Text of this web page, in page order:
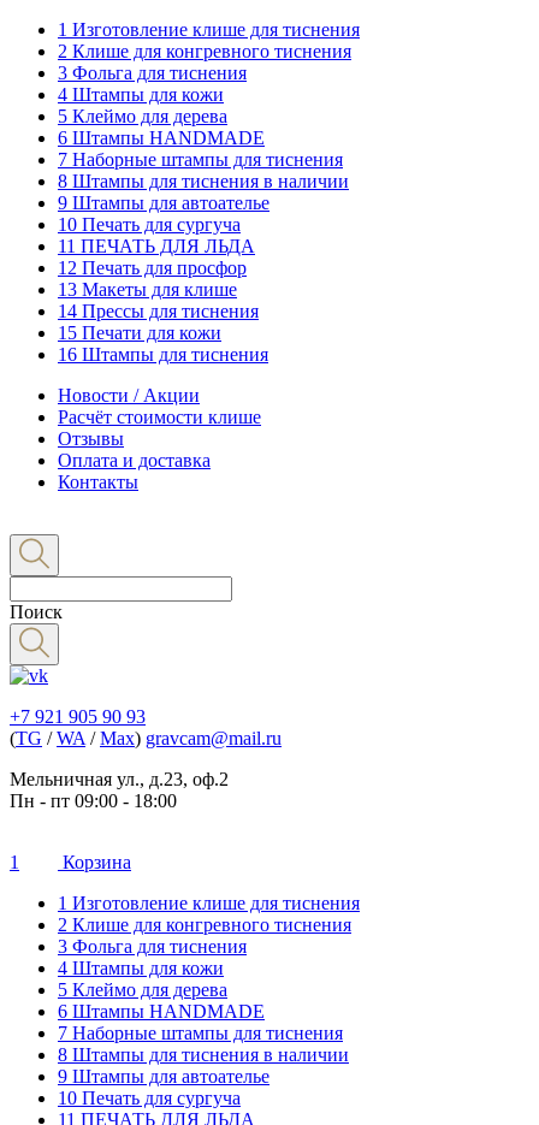
1 Изготовление клише для тиснения
2 Клише для конгревного тиснения
3 Фольга для тиснения
4 Штампы для кожи
5 Клеймо для дерева
6 Штампы HANDMADE
7 Наборные штампы для тиснения
8 Штампы для тиснения в наличии
9 Штампы для автоателье
10 Печать для сургуча
11 ПЕЧАТЬ ДЛЯ ЛЬДА
12 Печать для просфор
13 Макеты для клише
14 Прессы для тиснения
15 Печати для кожи
16 Штампы для тиснения
Новости / Акции
Расчёт стоимости клише
Отзывы
Оплата и доставка
Контакты
Поиск
+7 921 905 90 93
(TG /WA /Max) gravcam@mail.ru
Мельничная ул., д.23, оф.2
Пн - пт 09:00 - 18:00
1
Корзина
1 Изготовление клише для тиснения
2 Клише для конгревного тиснения
3 Фольга для тиснения
4 Штампы для кожи
5 Клеймо для дерева
6 Штампы HANDMADE
7 Наборные штампы для тиснения
8 Штампы для тиснения в наличии
9 Штампы для автоателье
10 Печать для сургуча
11 ПЕЧАТЬ ДЛЯ ЛЬДА